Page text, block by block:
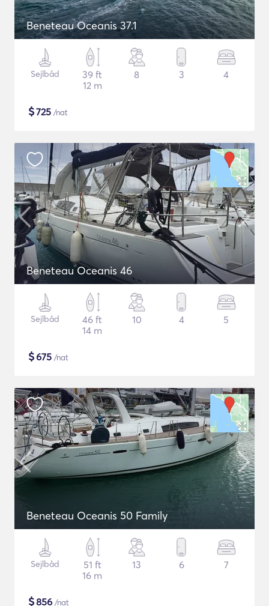
Beneteau Oceanis 37.1
Sejlbåd
39 ft
12 m
8 3 4
$725 /nat
Beneteau Oceanis 46
Sejlbåd
46 ft
14 m
10 4 5
$675 /nat
Beneteau Oceanis 50 Family
Sejlbåd
51 ft
16 m
13 6 7
$856 /nat